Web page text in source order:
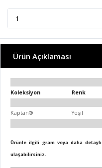
Ürün Açıklaması
Koleksiyon Renk
Kaptan® Yeşil
Ürünle ilgili gram veya daha
ulaşabilirsiniz.